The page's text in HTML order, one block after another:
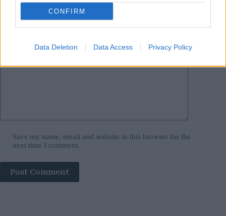
CONFIRM
Data Deletion Data Access Privacy Policy
Email*
Website
Save my name, email and website in this browser for the
next time I comment.
Post Comment